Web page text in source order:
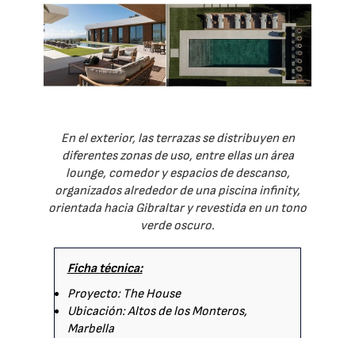
En el exterior, las terrazas se distribuyen en
diferentes zonas de uso, entre ellas un área
lounge, comedor y espacios de descanso,
organizados alrededor de una piscina infinity,
orientada hacia Gibraltar y revestida en un tono
verde oscuro.
Ficha técnica:
Proyecto: The House
Ubicación: Altos de los Monteros,
Marbella